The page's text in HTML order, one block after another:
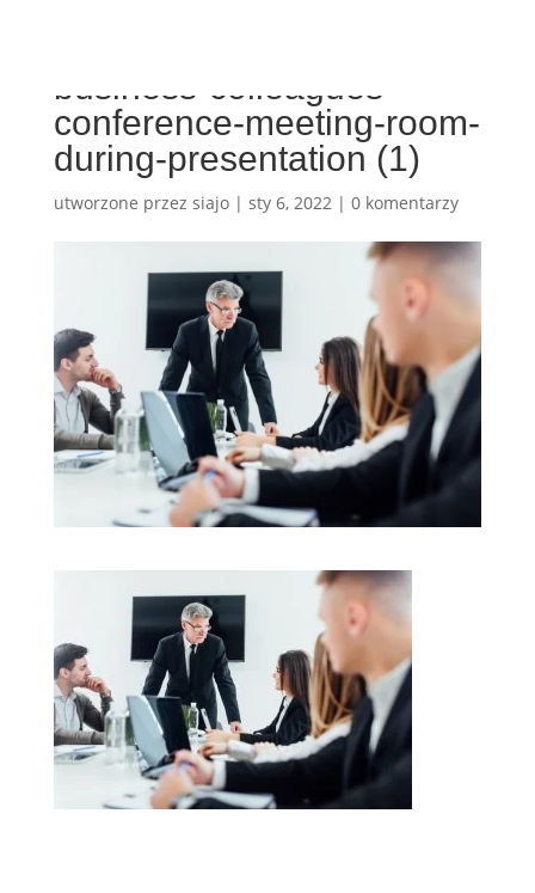
business-colleagues-
conference-meeting-room-
during-presentation (1)
utworzone przez siajo| sty 6, 2022| 0 komentarzy